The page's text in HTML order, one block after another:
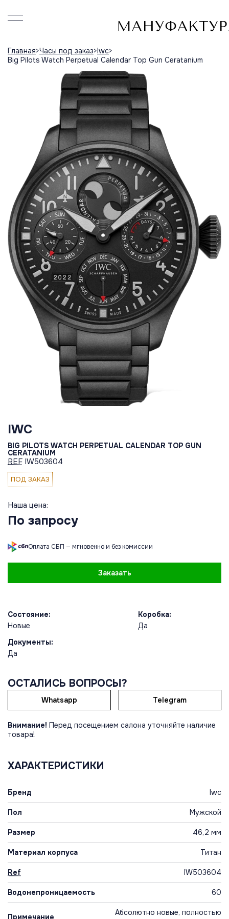
Главная Часы под заказ Iwc
Big Pilots Watch Perpetual Calendar Top Gun Ceratanium
IWC
BIG PILOTS WATCH PERPETUAL CALENDAR TOP GUN
CERATANIUM
REF IW503604
ПОД ЗАКАЗ
Наша цена:
По запросу
Оплата СБП — мгновенно и без комиссии
Заказать
Состояние:
Новые
Коробка:
Да
Документы:
Да
ОСТАЛИСЬ ВОПРОСЫ?
Whatsapp Telegram
Внимание! Перед посещением салона уточняйте наличие
товара!
ХАРАКТЕРИСТИКИ
Бренд Iwc
Пол Мужской
Размер 46,2 мм
Материал корпуса Титан
Ref IW503604
Водонепроницаемость 60
Примечание
Абсолютно новые, полностью